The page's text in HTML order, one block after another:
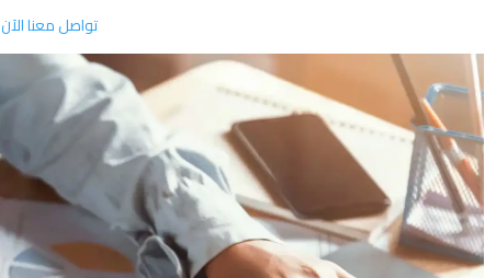
تواصل معنا الآن